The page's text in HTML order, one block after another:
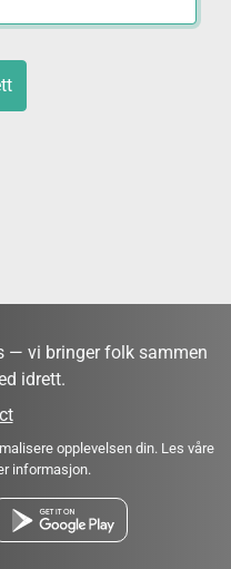
— vi bringer folk sammen
idrett.
opplevelsen din. Les våre
informasjon.